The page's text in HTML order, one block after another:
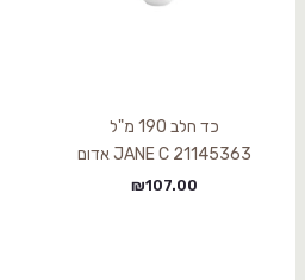
כד חלב 190 מ"ל
21145363 JANE C אדום
₪107.00